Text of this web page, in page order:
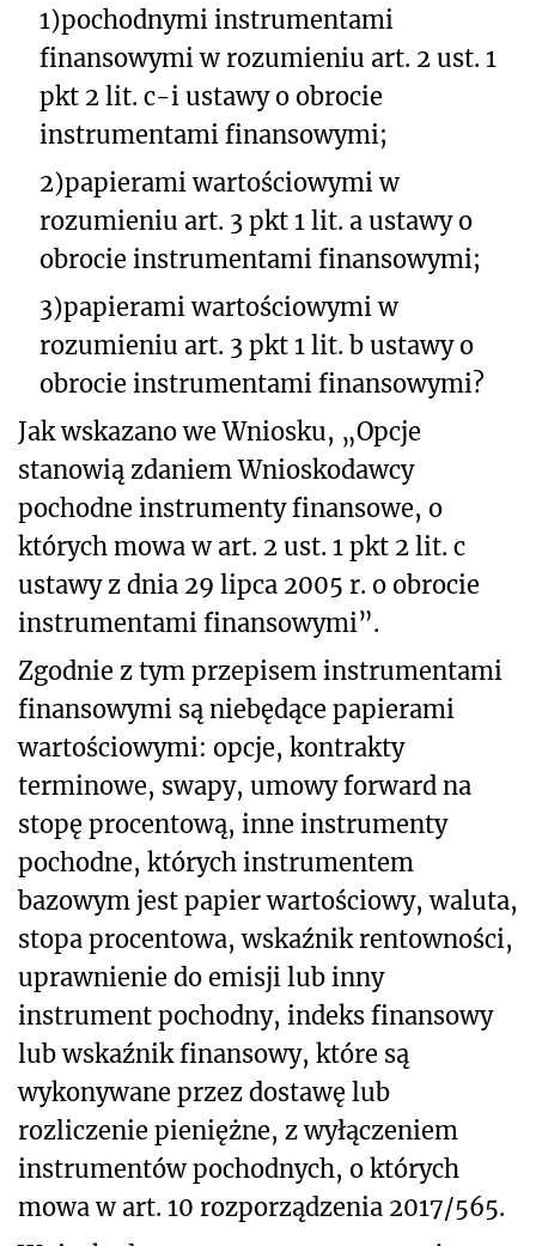
1)pochodnymi instrumentami
finansowymi w rozumieniu art. 2 ust. 1
pkt 2 lit. c-i ustawy o obrocie
instrumentami finansowymi;
2)papierami wartościowymi w
rozumieniu art. 3 pkt 1 lit. a ustawy o
obrocie instrumentami finansowymi;
3)papierami wartościowymi w
rozumieniu art. 3 pkt 1 lit. b ustawy o
obrocie instrumentami finansowymi?
Jak wskazano we Wniosku, „Opcje
stanowią zdaniem Wnioskodawcy
pochodne instrumenty finansowe, o
których mowa w art. 2 ust. 1 pkt 2 lit. c
ustawy z dnia 29 lipca 2005 r. o obrocie
instrumentami finansowymi”.
Zgodnie z tym przepisem instrumentami
finansowymi są niebędące papierami
wartościowymi: opcje, kontrakty
terminowe, swapy, umowy forward na
stopę procentową, inne instrumenty
pochodne, których instrumentem
bazowym jest papier wartościowy, waluta,
stopa procentowa, wskaźnik rentowności,
uprawnienie do emisji lub inny
instrument pochodny, indeks finansowy
lub wskaźnik finansowy, które są
wykonywane przez dostawę lub
rozliczenie pieniężne, z wyłączeniem
instrumentów pochodnych, o których
mowa w art. 10 rozporządzenia 2017/565.